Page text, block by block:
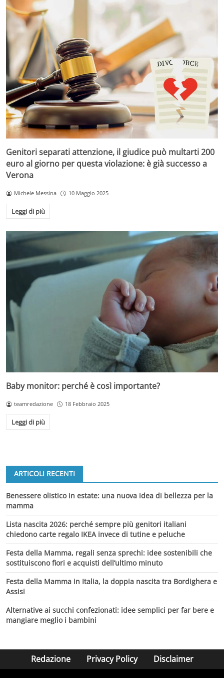
Genitori separati attenzione, il giudice può multarti 200
euro al giorno per questa violazione: è già successo a
Verona
Michele Messina 10 Maggio 2025
Leggi di più
Baby monitor: perché è così importante?
teamredazione 18 Febbraio 2025
Leggi di più
ARTICOLI RECENTI
Benessere olistico in estate: una nuova idea di bellezza per la
mamma
Lista nascita 2026: perché sempre più genitori italiani
chiedono carte regalo IKEA invece di tutine e peluche
Festa della Mamma, regali senza sprechi: idee sostenibili che
sostituiscono fiori e acquisti dell’ultimo minuto
Festa della Mamma in Italia, la doppia nascita tra Bordighera e
Assisi
Alternative ai succhi confezionati: idee semplici per far bere e
mangiare meglio i bambini
Redazione Privacy Policy Disclaimer